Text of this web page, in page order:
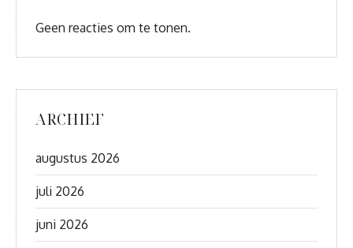
Geen reacties om te tonen.
ARCHIEF
augustus 2026
juli 2026
juni 2026